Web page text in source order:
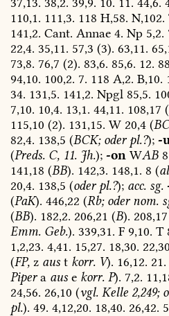
110,1. 111,3. 118 H,58. N,102.
141,2. Cant. Annae4. Np5,2.
22,4. 35,11. 57,3 (3). 63,11.
73,8. 76,7 (2). 83,6. 85,6. 12.
94,10. 100,2. 7. 118 A,2. B,10.
34. 131,5. 141,2. Npgl85,5.
7,10. 10,4. 13,1. 44,11. 108,17
115,10 (2). 131,15. W20,4(
82,4. 138,5 (BCK;oderpl.?); -
(Preds.C, 11.Jh.); -onWAB
141,18 (BB). 142,3. 148,1. 8 (
20,4. 138,5 (oderpl.?); acc.sg.
(PaK). 446,22 (Rb;odernom.
(BB). 182,2. 206,21 (B). 208,17
Emm. Geb.). 339,31. F9,10. T
1,2,23. 4,41. 15,27. 18,30.
(FP,z aust korr.V). 16,12. 21.
Pipera ause korr.P). 7,2.
24,56. 26,10 (vgl.Kelle2,249;
pl.). 49. 4,12,20. 18,40. 26,42.